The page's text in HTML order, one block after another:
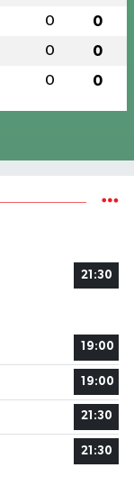
0 0
0 0
0 0
21:30
19:00
19:00
21:30
21:30